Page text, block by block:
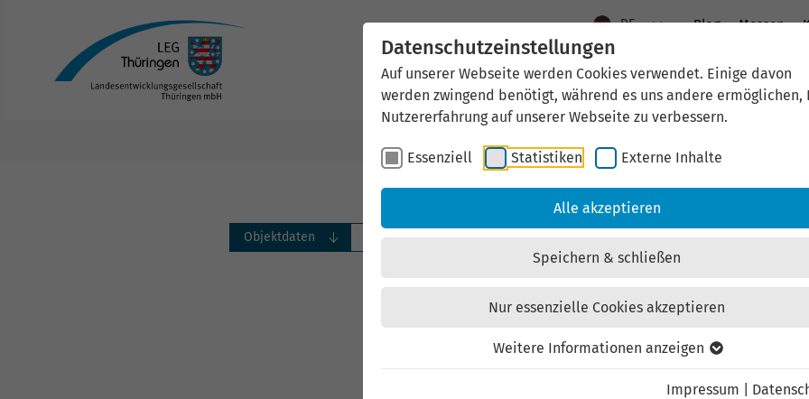
Datenschutzeinstellungen
Auf unserer Webseite werden Cookies verwendet. Einige davon
werden zwingend benötigt, während es uns andere ermöglichen,
Nutzererfahrung auf unserer Webseite zu verbessern.
Essenziell Statistiken Externe Inhalte
Alle akzeptieren
Speichern & schließen
Nur essenzielle Cookies akzeptieren
Weitere Informationen anzeigen
Impressum
DE Blog Messen
Aktuelles Standort Thüringen
Immobilien Immobilienangebote Bauen
Objektdaten
Am Dimitroff